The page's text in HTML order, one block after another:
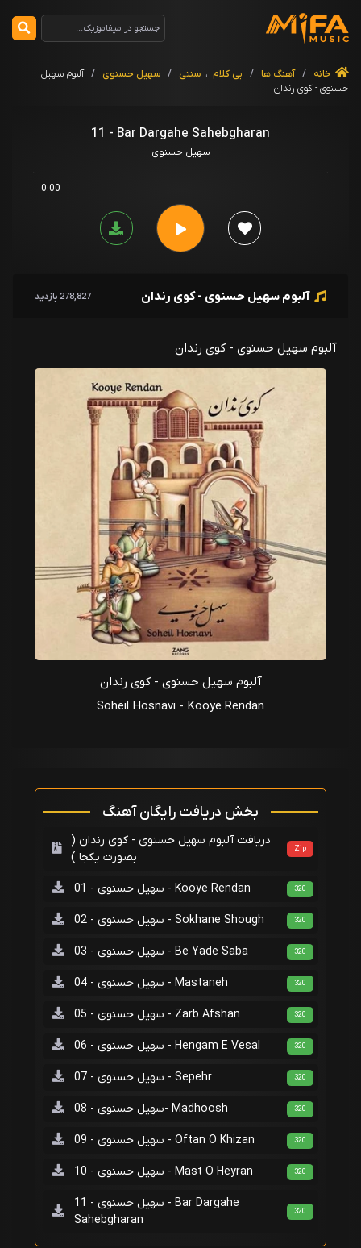
خانه / آهنگ ها / بی کلام ، سنتی / سهیل حسنوی / آلبوم سهیل
حسنوی - کوی رندان
11 - Bar Dargahe Sahebgharan
سهیل حسنوی
0:00
آلبوم سهیل حسنوی - کوی رندان 278,827 بازدید
آلبوم سهیل حسنوی - کوی رندان
آلبوم سهیل حسنوی - کوی رندان
Soheil Hosnavi - Kooye Rendan
بخش دریافت رایگان آهنگ
دریافت آلبوم سهیل حسنوی - کوی رندان (
بصورت یکجا )
Zip
سهیل حسنوی - 01 - Kooye Rendan 320
سهیل حسنوی - 02 - Sokhane Shough 320
سهیل حسنوی - 03 - Be Yade Saba 320
سهیل حسنوی - 04 - Mastaneh 320
سهیل حسنوی - 05 - Zarb Afshan 320
سهیل حسنوی - 06 - Hengam E Vesal 320
سهیل حسنوی - 07 - Sepehr 320
سهیل حسنوی - 08- Madhoosh 320
سهیل حسنوی - 09 - Oftan O Khizan 320
سهیل حسنوی - 10 - Mast O Heyran 320
سهیل حسنوی - 11 - Bar Dargahe
Sahebgharan
320